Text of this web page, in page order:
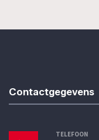
Contactgegevens
TELEFOON